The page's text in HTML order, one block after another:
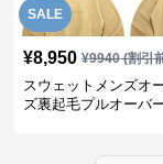
SALE
¥8,950 ¥9940(割引
スウェットメンズオ
ズ裏起毛プルオーバ